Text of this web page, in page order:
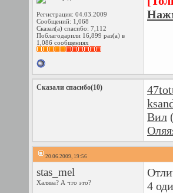
Регистрация: 04.03.2009
Сообщений: 1,068
Сказал(а) спасибо: 7,112
Поблагодарили 16,899 раз(а) в
1,086 сообщениях
Сказали спасибо(10)
Вил
20.06.2009, 19:56
stas_mel
Халява? А что это?
4